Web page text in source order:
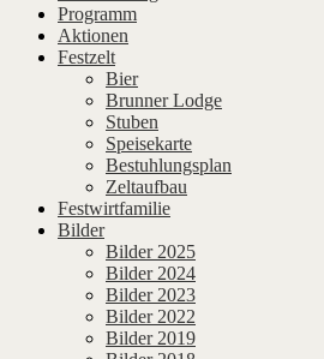
Programm
Aktionen
Festzelt
Bier
Brunner Lodge
Stuben
Speisekarte
Bestuhlungsplan
Zeltaufbau
Festwirtfamilie
Bilder
Bilder 2025
Bilder 2024
Bilder 2023
Bilder 2022
Bilder 2019